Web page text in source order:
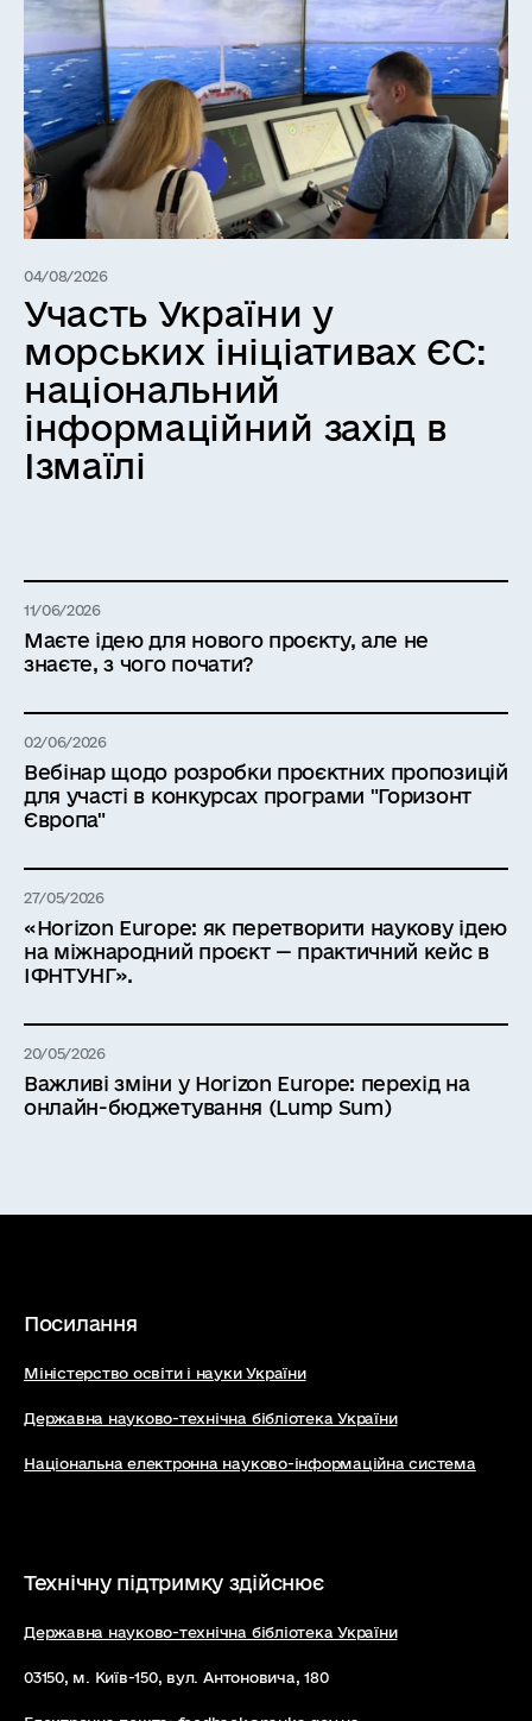
04/08/2026
Участь України у
морських ініціативах ЄС:
національний
інформаційний захід в
Ізмаїлі
11/06/2026
Маєте ідею для нового проєкту, але не
знаєте, з чого почати?
02/06/2026
Вебінар щодо розробки проєктних пропозицій
для участі в конкурсах програми "Горизонт
Європа"
27/05/2026
«Horizon Europe: як перетворити наукову ідею
на міжнародний проєкт — практичний кейс в
ІФНТУНГ».
20/05/2026
Важливі зміни у Horizon Europe: перехід на
онлайн-бюджетування (Lump Sum)
Посилання
Міністерство освіти і науки України
Державна науково-технічна бібліотека України
Національна електронна науково-інформаційна система
Технічну підтримку здійснює
Державна науково-технічна бібліотека України
03150, м. Київ-150, вул. Антоновича, 180